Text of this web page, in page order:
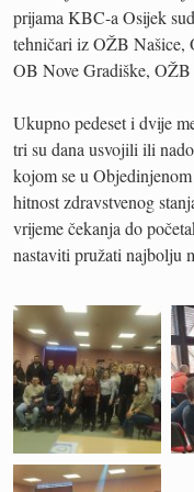
prijama KBC-a Osijek
tehničari iz OŽB Našice,
OB Nove Gradiške,
Ukupno pedeset i dvije
tri su dana usvojili ili
kojom se u
hitnost zdravstvenog
vrijeme čekanja do
nastaviti pružati najbolju